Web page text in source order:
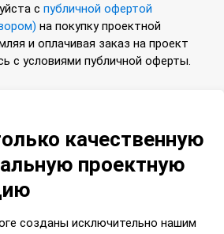
с публичной офертой
на покупку проектной
и оплачивая заказ на проект
с условиями публичной оферты.
качественную
проектную
созданы исключительно нашим